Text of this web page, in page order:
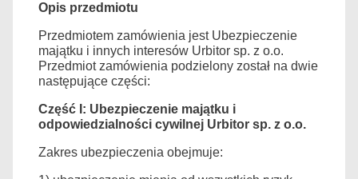
Opis przedmiotu
Przedmiotem zamówienia jest Ubezpieczenie
majątku i innych interesów Urbitor sp. z o.o.
Przedmiot zamówienia podzielony został na dwie
następujące części:
Część I: Ubezpieczenie majątku i
odpowiedzialności cywilnej Urbitor sp. z o.o.
Zakres ubezpieczenia obejmuje: